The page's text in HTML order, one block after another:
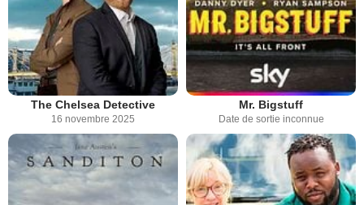
The Chelsea Detective
16 novembre 2025
Mr. Bigstuff
Date de sortie inconnue